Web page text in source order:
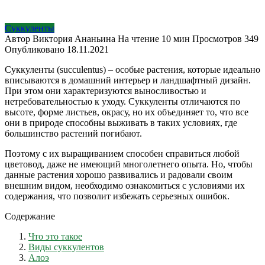
Суккуленты
Автор Виктория Ананьина На чтение 10 мин Просмотров 349
Опубликовано 18.11.2021
Суккуленты (succulentus) – особые растения, которые идеально
вписываются в домашний интерьер и ландшафтный дизайн.
При этом они характеризуются выносливостью и
нетребовательностью к уходу. Суккуленты отличаются по
высоте, форме листьев, окрасу, но их объединяет то, что все
они в природе способны выживать в таких условиях, где
большинство растений погибают.
Поэтому с их выращиванием способен справиться любой
цветовод, даже не имеющий многолетнего опыта. Но, чтобы
данные растения хорошо развивались и радовали своим
внешним видом, необходимо ознакомиться с условиями их
содержания, что позволит избежать серьезных ошибок.
Содержание
Что это такое
Виды суккулентов
Алоэ